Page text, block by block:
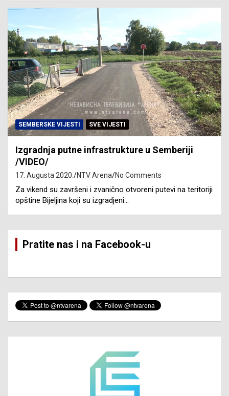
SEMBERSKE VIJESTI SVE VIJESTI
Izgradnja putne infrastrukture u Semberiji
/VIDEO/
17. Augusta 2020. NTV Arena No Comments
Za vikend su završeni i zvanično otvoreni putevi na teritoriji
opštine Bijeljina koji su izgradjeni…
Pratite nas i na Facebook-u